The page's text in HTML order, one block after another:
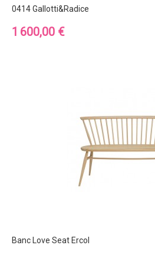
0414 Gallotti&Radice
Prix
1 600,00 €
Banc Love Seat Ercol